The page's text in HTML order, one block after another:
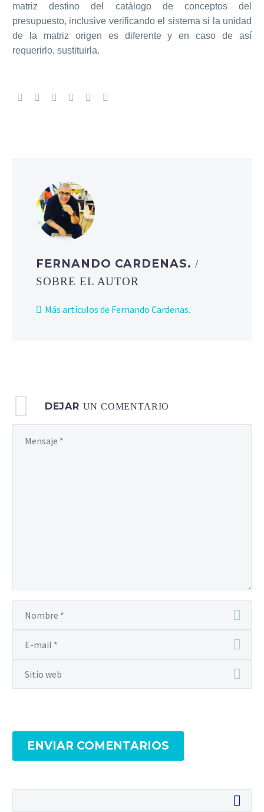
matriz destino del catálogo de conceptos del
presupuesto, inclusive verificando el sistema si la unidad
de la matriz origen es diferente y en caso de así
requerirlo, sustituirla.
FERNANDO CARDENAS./
SOBRE EL AUTOR
Más artículos de Fernando Cardenas.
DEJAR UN COMENTARIO
ENVIAR COMENTARIOS